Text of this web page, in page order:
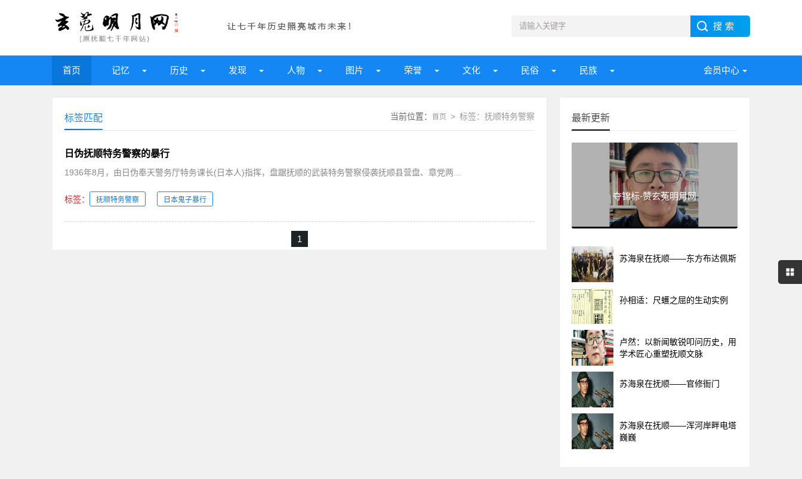
首页 记忆 历史 发现 人物 图片 荣誉 文化 民俗 民族 会员中心
当前位置： 首页 > 标签：抚顺特务警察
标签匹配
日伪抚顺特务警察的暴行
1936年8月，由日伪奉天警务厅特务课长(日本人)指挥，盘踞抚顺的武装特务警察侵袭抚顺县营盘、章党两...
标签： 抚顺特务警察 日本鬼子暴行
1
最新更新
夺锦标-赞玄菟明月网
苏海泉在抚顺——东方布达佩斯
孙相适：尺蠖之屈的生动实例
卢然：以新闻敏锐叩问历史，用
学术匠心重塑抚顺文脉
苏海泉在抚顺——官修衙门
苏海泉在抚顺——浑河岸畔电塔
巍巍